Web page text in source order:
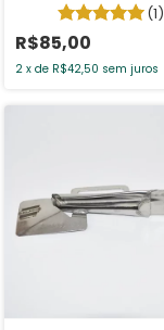
(1)
R$85,00
2 x de R$42,50 sem juros